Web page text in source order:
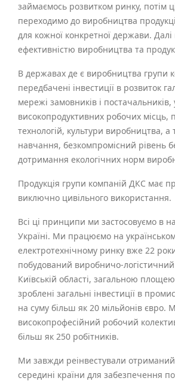
займаємось розвитком ринку, потім
переходимо до виробництва
для кожної конкретної держави.
ефективністю виробництва та
В державах де є виробництва групи
передбачені інвестиції в розвиток
мережі замовників і
високопродуктивних робочих місць,
технологій, культури виробництва,
навчання, безкомпромісний рівень
дотримання екологічних норм
Продукція групи компаній ДКС має
виключно цивільного використання.
Всі ці принципи ми застосовуємо в
Україні. Ми працюємо на
електротехнічному ринку вже 22
побудований виробничо-
Київській області, загальною
зроблені загальні інвестиції в
на суму більш як 20 мільйонів євро.
високопрофесійний робочий
більш як 250 робітників.
Ми завжди реінвестували
середині країни для забезпечення